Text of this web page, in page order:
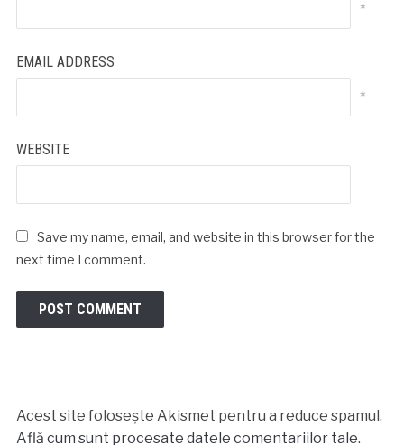
*
EMAIL ADDRESS
*
WEBSITE
Save my name, email, and website in this browser for the
next time I comment.
Acest site folosește Akismet pentru a reduce spamul.
Află cum sunt procesate datele comentariilor tale.